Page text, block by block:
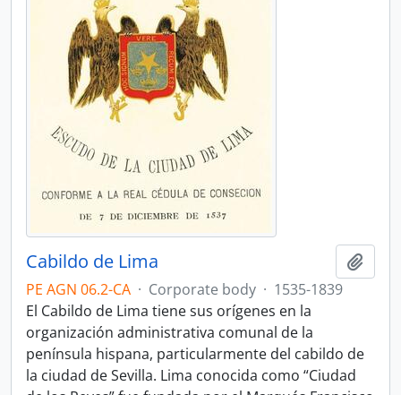
Cabildo de Lima
PE AGN 06.2-CA · Corporate body · 1535-1839
El Cabildo de Lima tiene sus orígenes en la
organización administrativa comunal de la
península hispana, particularmente del cabildo de
la ciudad de Sevilla. Lima conocida como “Ciudad